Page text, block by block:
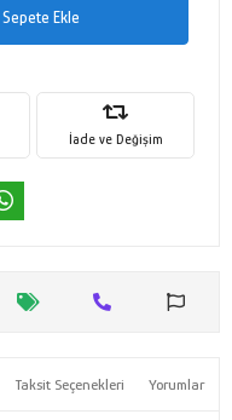
Sepete Ekle
İade ve Değişim
Taksit Seçenekleri Yorumlar